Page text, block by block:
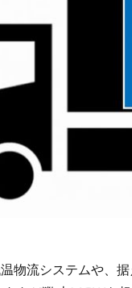
物流システムや、